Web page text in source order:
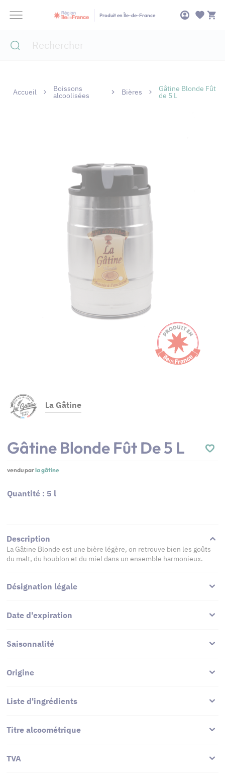
Produit en Île-de-France
Accueil Boissons
alcoolisées Bières Gâtine Blonde Fût
de 5 L
La Gâtine
Gâtine Blonde Fût De 5 L
vendu parla gâtine
Quantité : 5 l
Description
La Gâtine Blonde est une bière légère, on retrouve bien les goûts
du malt, du houblon et du miel dans un ensemble harmonieux.
Désignation légale
Date d'expiration
Saisonnalité
Origine
Liste d'ingrédients
Titre alcoométrique
TVA